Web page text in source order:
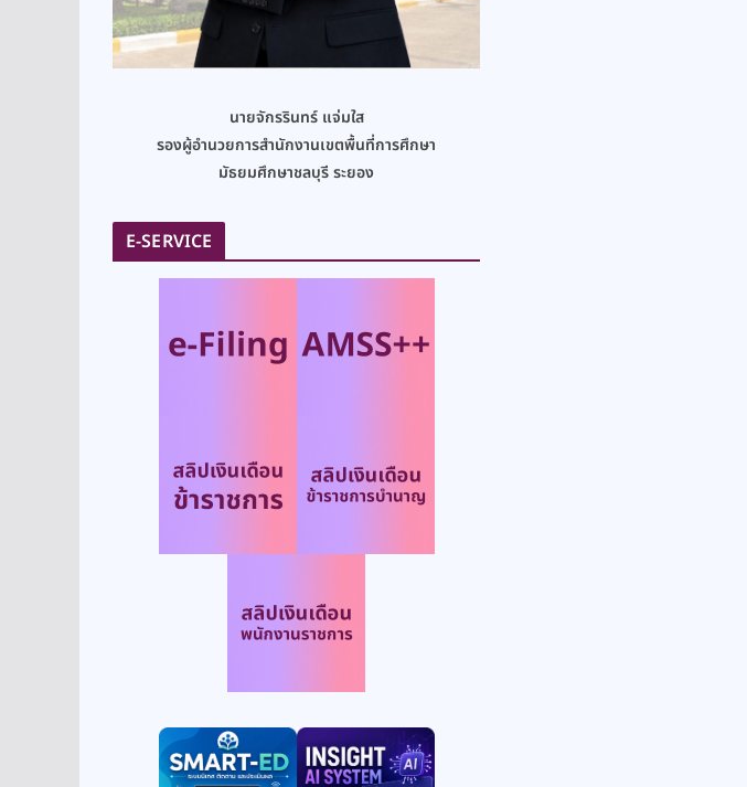
นายจักรรินทร์ แจ่มใส
รองผู้อำนวยการสำนักงานเขตพื้นที่การศึกษา
มัธยมศึกษาชลบุรี ระยอง
E-SERVICE